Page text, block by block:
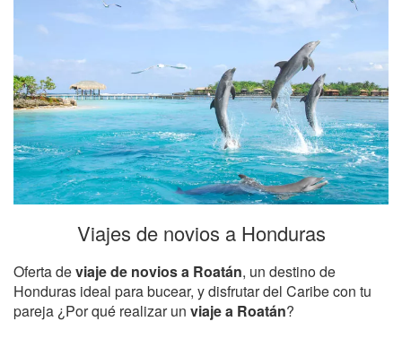
Viajes de novios a Honduras
Oferta deviaje de novios a Roatán, un destino de
Honduras ideal para bucear, y disfrutar del Caribe con tu
pareja ¿Por qué realizar un viaje a Roatán?